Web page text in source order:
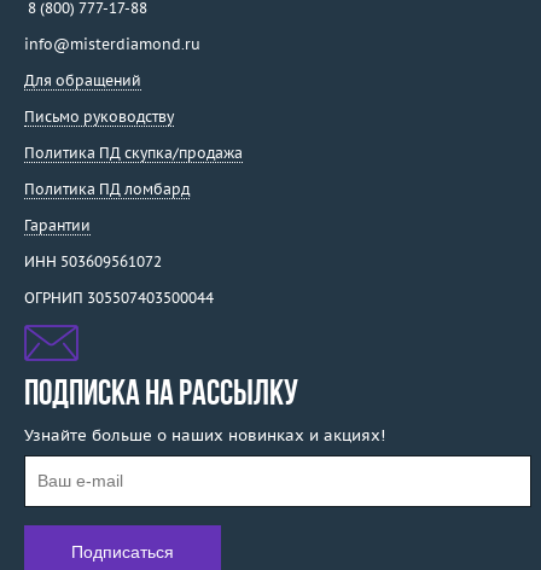
8 (800) 777-17-88
info@misterdiamond.ru
Для обращений
Письмо руководству
Политика ПД скупка/продажа
Политика ПД ломбард
Гарантии
ИНН 503609561072
ОГРНИП 305507403500044
ПОДПИСКА НА РАССЫЛКУ
Узнайте больше о наших новинках и акциях!